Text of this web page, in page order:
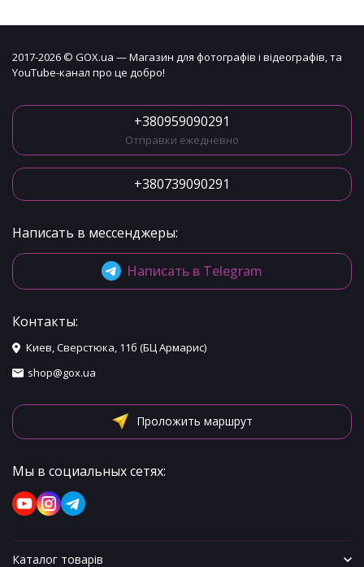
2017-2026 © GOX.ua — Магазин для фотографів і відеографів, та
YouTube-канал про це добро!
+380959090291
Отправки ежедневно
+380739090291
Написать в мессенджеры:
Написать в Telegram
Контакты:
Киев, Сверстюка, 11б (БЦ Армарис)
shop@gox.ua
Проложить маршрут
Мы в социальных сетях:
Каталог товарів